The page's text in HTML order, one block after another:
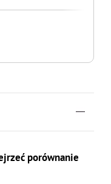
porównanie